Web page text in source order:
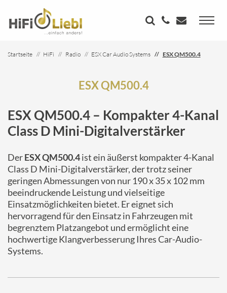
Startseite HiFi Radio ESX Car Audio Systems ESX QM500.4
ESX QM500.4
ESX QM500.4 – Kompakter 4-Kanal
Class D Mini-Digitalverstärker
DerESX QM500.4ist ein äußerst kompakter 4-Kanal
Class D Mini-Digitalverstärker, der trotz seiner
geringen Abmessungen von nur 190 x 35 x 102 mm
beeindruckende Leistung und vielseitige
Einsatzmöglichkeiten bietet. Er eignet sich
hervorragend für den Einsatz in Fahrzeugen mit
begrenztem Platzangebot und ermöglicht eine
hochwertige Klangverbesserung Ihres Car-Audio-
Systems.